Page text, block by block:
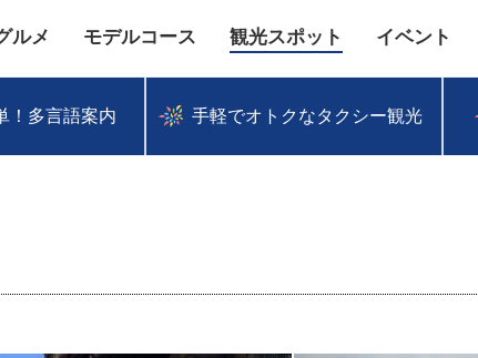
ルメ モデルコース 観光スポット イベント
！多言語案内 手軽でオトクなタクシー観光